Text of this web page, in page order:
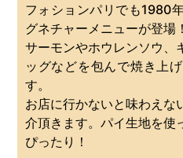
フォションパリでも1980
グネチャーメニューが登場！
サーモンやホウレンソウ、
ッグなどを包んで焼き上
す。
お店に行かないと味わえな
介頂きます。パイ生地を使
ぴったり！